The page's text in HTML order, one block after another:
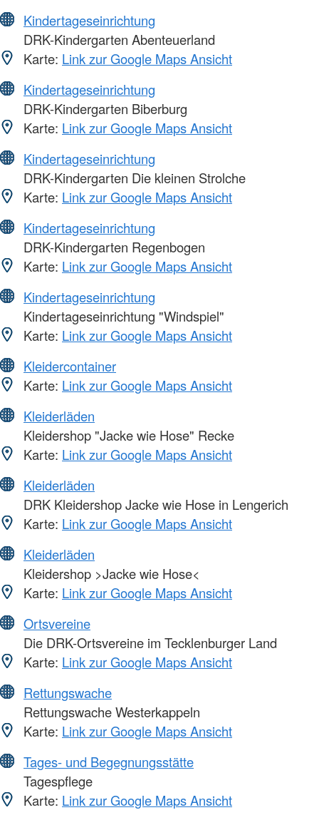
Kindertageseinrichtung
DRK-Kindergarten Abenteuerland
Karte: Link zur Google Maps Ansicht
Kindertageseinrichtung
DRK-Kindergarten Biberburg
Karte: Link zur Google Maps Ansicht
Kindertageseinrichtung
DRK-Kindergarten Die kleinen Strolche
Karte: Link zur Google Maps Ansicht
Kindertageseinrichtung
DRK-Kindergarten Regenbogen
Karte: Link zur Google Maps Ansicht
Kindertageseinrichtung
Kindertageseinrichtung "Windspiel"
Karte: Link zur Google Maps Ansicht
Kleidercontainer
Karte: Link zur Google Maps Ansicht
Kleiderläden
Kleidershop "Jacke wie Hose" Recke
Karte: Link zur Google Maps Ansicht
Kleiderläden
DRK Kleidershop Jacke wie Hose in Lengerich
Karte: Link zur Google Maps Ansicht
Kleiderläden
Kleidershop >Jacke wie Hose<
Karte: Link zur Google Maps Ansicht
Ortsvereine
Die DRK-Ortsvereine im Tecklenburger Land
Karte: Link zur Google Maps Ansicht
Rettungswache
Rettungswache Westerkappeln
Karte: Link zur Google Maps Ansicht
Tages- und Begegnungsstätte
Tagespflege
Karte: Link zur Google Maps Ansicht